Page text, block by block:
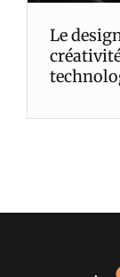
Le